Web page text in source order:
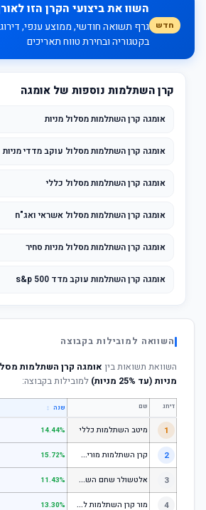
חדש
השוו את ביצועי הקרן הזו
גרף תשואה חודשי, ממוצע ענפי, דירוג
בקטגוריה ובחירת טווח תאריכים
קרן השתלמות נוספות של אומגה
אומגה קרן השתלמות מסלול מניות
אומגה קרן השתלמות מסלול עוקב מדדי מניות
אומגה קרן השתלמות מסלול כללי
אומגה קרן השתלמות מסלול אשראי ואג"ח
אומגה קרן השתלמות מסלול מניות סחיר
אומגה קרן השתלמות עוקב מדד s&p 500
השוואה למובילות בקבוצה
השוואת תשואות בין אומגה קרן השתלמות
מניות (עד 25% מניות)
למובילות בקבוצה:
דירוג שם שנה ↕
1 מיטב השתלמות כללי 14.44%
2 ק
רן השתלמות מורים וגננות המסלול הרגיל - מסלול כללי 15.72%
3 א
לטשולר שחם השתלמות כללי 11.43%
4 מ
ור קרן השתלמות לשכירים ולעצמאים - כללי 13.30%